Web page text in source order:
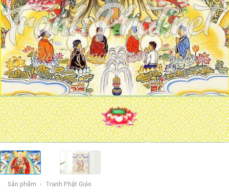
Sản phẩm › Tranh Phật Giáo